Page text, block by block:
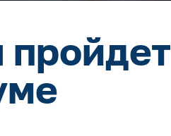
пройдет